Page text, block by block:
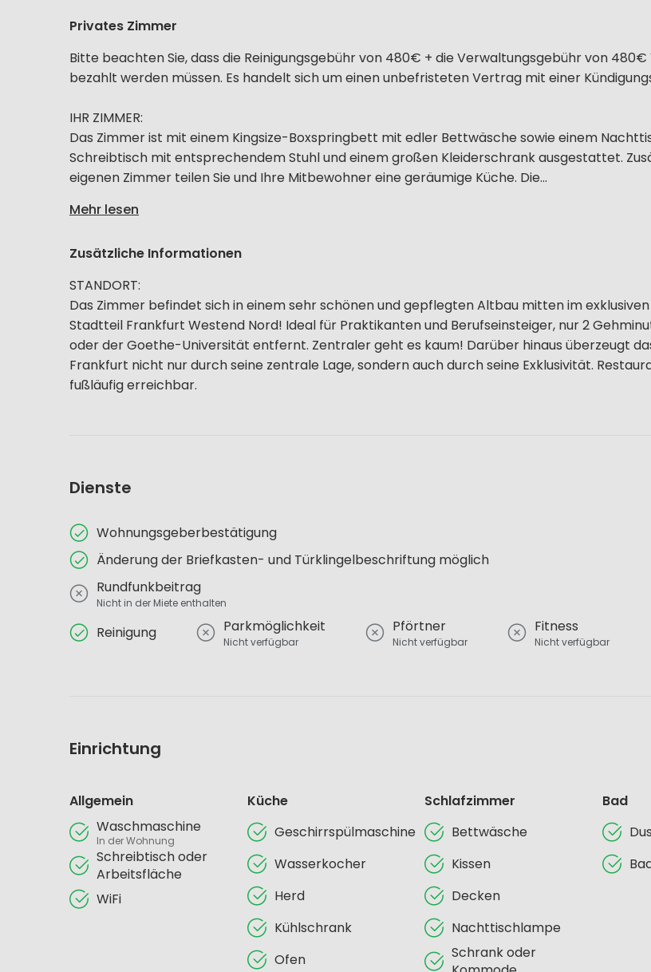
Privates Zimmer
Bitte beachten Sie, dass die Reinigungsgebühr von 480€ + die Verwaltungsgebühr von 480€
bezahlt werden müssen. Es handelt sich um einen unbefristeten Vertrag mit einer
IHR ZIMMER:
Das Zimmer ist mit einem Kingsize-Boxspringbett mit edler Bettwäsche sowie einem
Schreibtisch mit entsprechendem Stuhl und einem großen Kleiderschrank ausgestattet.
eigenen Zimmer teilen Sie und Ihre Mitbewohner eine geräumige Küche. Die...
Mehr lesen
Zusätzliche Informationen
STANDORT:
Das Zimmer befindet sich in einem sehr schönen und gepflegten Altbau mitten im
Stadtteil Frankfurt Westend Nord! Ideal für Praktikanten und Berufseinsteiger, nur 2
oder der Goethe-Universität entfernt. Zentraler geht es kaum! Darüber hinaus überzeugt
Frankfurt nicht nur durch seine zentrale Lage, sondern auch durch seine Exklusivität.
fußläufig erreichbar.
Dienste
Wohnungsgeberbestätigung
Änderung der Briefkasten- und Türklingelbeschriftung möglich
Rundfunkbeitrag
Nicht in der Miete enthalten
Reinigung Parkmöglichkeit
Nicht verfügbar
Pförtner
Nicht verfügbar
Fitness
Nicht verfügbar
Einrichtung
Allgemein
Waschmaschine
In der Wohnung
Schreibtisch oder
Arbeitsfläche
WiFi
Küche
Geschirrspülmaschine
Wasserkocher
Herd
Kühlschrank
Ofen
Schlafzimmer
Bettwäsche
Kissen
Decken
Nachttischlampe
Schrank oder
Bad